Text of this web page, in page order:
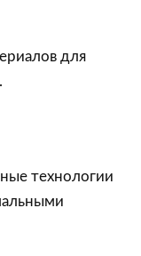
для
технологии